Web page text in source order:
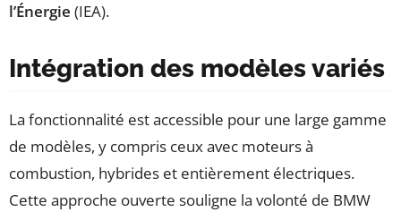
l’Énergie (IEA).
Intégration des modèles variés
La fonctionnalité est accessible pour une large gamme
de modèles, y compris ceux avec moteurs à
combustion, hybrides et entièrement électriques.
Cette approche ouverte souligne la volonté de BMW